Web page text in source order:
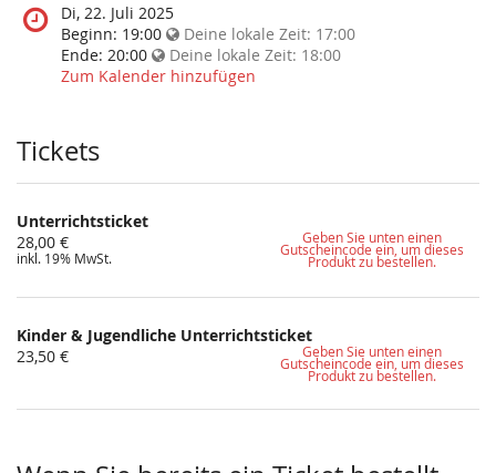
statt?
Wann
findet
diese
Veranstaltung
Di, 22. Juli 2025
Beginn: 19:00 Deine lokale Zeit: 17:00
Ende: 20:00 Deine lokale Zeit: 18:00
Zum Kalender hinzufügen
Tickets
Unterrichtsticket
28,00 €
inkl. 19% MwSt.
Geben Sie unten einen
Gutscheincode ein, um dieses
Produkt zu bestellen.
Kinder & Jugendliche Unterrichtsticket
23,50 €
Geben Sie unten einen
Gutscheincode ein, um dieses
Produkt zu bestellen.